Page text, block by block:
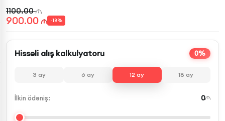
1100.00
900.00 -18%
Hissəli alış kalkulyatoru 0%
3 ay 6 ay 12 ay 18 ay
İlkin ödəniş: 0